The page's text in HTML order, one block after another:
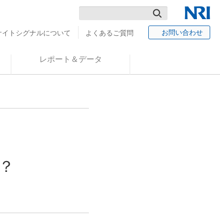
NRI
検
イトシグナルについて よくあるご質問 お問い合わせ
レポート＆データ